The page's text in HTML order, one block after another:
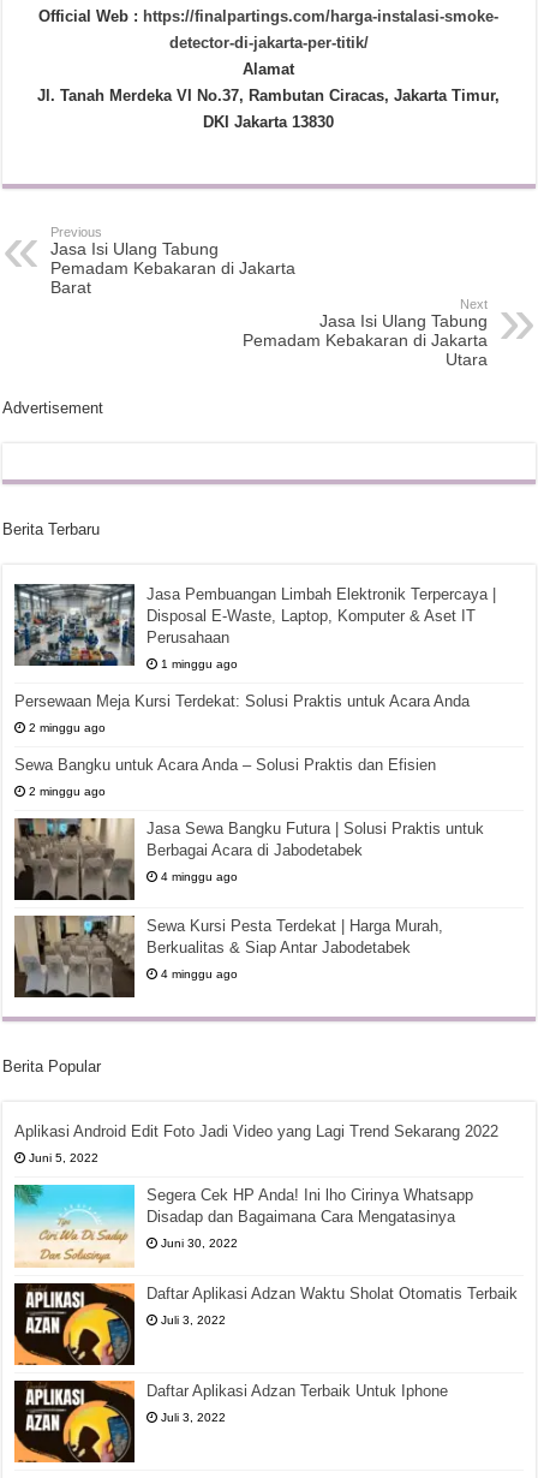
Official Web : https://finalpartings.com/harga-instalasi-smoke-
detector-di-jakarta-per-titik/
Alamat
Jl. Tanah Merdeka VI No.37, Rambutan Ciracas, Jakarta Timur,
DKI Jakarta 13830
Previous
Jasa Isi Ulang Tabung
Pemadam Kebakaran di Jakarta
Barat
Next
Jasa Isi Ulang Tabung
Pemadam Kebakaran di Jakarta
Utara
Advertisement
Berita Terbaru
Jasa Pembuangan Limbah Elektronik Terpercaya |
Disposal E-Waste, Laptop, Komputer & Aset IT
Perusahaan
1 minggu ago
Persewaan Meja Kursi Terdekat: Solusi Praktis untuk Acara Anda
2 minggu ago
Sewa Bangku untuk Acara Anda – Solusi Praktis dan Efisien
2 minggu ago
Jasa Sewa Bangku Futura | Solusi Praktis untuk
Berbagai Acara di Jabodetabek
4 minggu ago
Sewa Kursi Pesta Terdekat | Harga Murah,
Berkualitas & Siap Antar Jabodetabek
4 minggu ago
Berita Popular
Aplikasi Android Edit Foto Jadi Video yang Lagi Trend Sekarang 2022
Juni 5, 2022
Segera Cek HP Anda! Ini lho Cirinya Whatsapp
Disadap dan Bagaimana Cara Mengatasinya
Juni 30, 2022
Daftar Aplikasi Adzan Waktu Sholat Otomatis Terbaik
Juli 3, 2022
Daftar Aplikasi Adzan Terbaik Untuk Iphone
Juli 3, 2022